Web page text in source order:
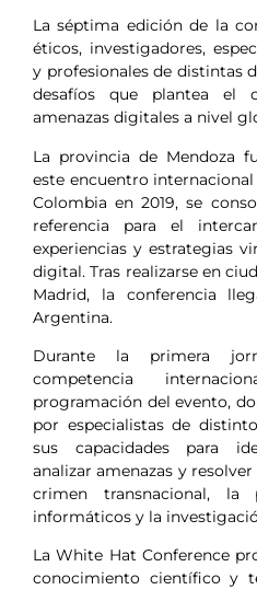
La séptima edición de la
éticos, investigadores,
y profesionales de distintas
desafíos que plantea el
amenazas digitales a nivel
La provincia de Mendoza
este encuentro
Colombia en 2019, se
referencia para el
experiencias y estrategias
digital. Tras realizarse en
Madrid, la conferencia
Argentina.
Durante la primera
competencia
programación del evento,
por especialistas de
sus capacidades para
analizar amenazas y
crimen transnacional, la
informáticos y la
La White Hat Conference
conocimiento científico y